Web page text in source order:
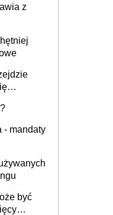
z
- mandaty
być